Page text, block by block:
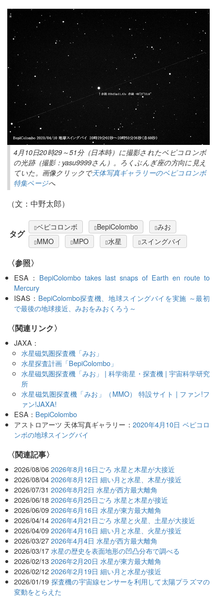
4月10日20時29～51分（日本時）に撮影されたベピコロンボ
の光跡（撮影：yasu9999さん）。ろくぶんぎ座の方向に見え
ていた。画像クリックで天体写真ギャラリーのベピコロンボ
特集ページへ
（文：中野太郎）
タグ
ベピコロンボ BepiColombo
みお
MMO
MPO 水星 スイングバイ
〈参照〉
ESA： BepiColombo takes last snaps of Earth en route to
Mercury
ISAS： BepiColombo探査機、地球スイングバイを実施 ～最初
で最後の地球接近、みおをみおくろう～
〈関連リンク〉
JAXA：
水星磁気圏探査機「みお」
水星探査計画「BepiColombo」
水星磁気圏探査機「みお」 | 科学衛星・探査機 | 宇宙科学研究
所
水星磁気圏探査機「みお」（MMO） 特設サイト | ファン!フ
ァン!JAXA!
ESA： BepiColombo
アストロアーツ 天体写真ギャラリー： 2020年4月10日 ベピコロ
ンボの地球スイングバイ
関連記事
2026/08/06 2026年8月16日ごろ 水星と木星が大接近
2026/08/04 2026年8月12日 細い月と水星、木星が接近
2026/07/31 2026年8月2日 水星が西方最大離角
2026/06/18 2026年6月25日ごろ 水星と木星が接近
2026/06/09 2026年6月16日 水星が東方最大離角
2026/04/14 2026年4月21日ごろ 水星と火星、土星が大接近
2026/04/09 2026年4月16日 細い月と水星、火星が接近
2026/03/27 2026年4月4日 水星が西方最大離角
2026/03/17 水星の歴史を表面地形の凹凸分布で調べる
2026/02/13 2026年2月20日 水星が東方最大離角
2026/02/12 2026年2月19日 細い月と水星が接近
2026/01/19 探査機の宇宙線センサーを利用して太陽プラズマの
変動をとらえた